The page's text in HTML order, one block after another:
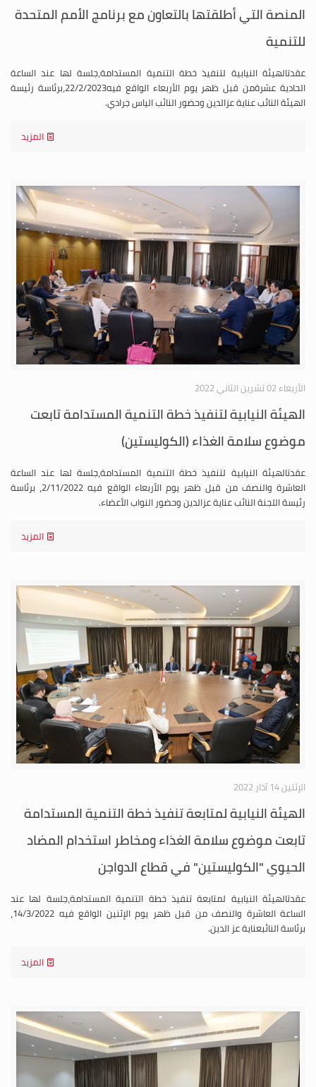
المنصة التي أطلقتها بالتعاون مع برنامج الأمم المتحدة
للتنمية
عقدتالهيئة النيابية لتنفيذ خطة التنمية المستدامة،جلسة لها عند الساعة
الحادية عشرةمن قبل ظهر يوم الأربعاء الواقع فيه22/2/2023،برئاسة رئيسة
الهيئة النائب عناية عزالدين وحضور النائب الياس جرادي.
المزيد
الأربعاء 02 تشرين الثاني 2022
الهيئة النيابية لتنفيذ خطة التنمية المستدامة تابعت
موضوع سلامة الغذاء (الكوليستين)
عقدتالهيئة النيابية لتنفيذ خطة التنمية المستدامة،جلسة لها عند الساعة
العاشرة والنصف من قبل ظهر يوم الأربعاء الواقع فيه 2/11/2022، برئاسة
رئيسة اللجنة النائب عناية عزالدين وحضور النواب الأعضاء.
المزيد
الإثنين 14 آذار 2022
الهيئة النيابية لمتابعة تنفيذ خطة التنمية المستدامة
تابعت موضوع سلامة الغذاء ومخاطر استخدام المضاد
الحيوي "الكوليستين" في قطاع الدواجن
عقدتالهيئة النيابية لمتابعة تنفيذ خطة التنمية المستدامة،جلسة لها عند
الساعة العاشرة والنصف من قبل ظهر يوم الإثنين الواقع فيه 14/3/2022،
برئاسة النائبعناية عز الدين.
المزيد